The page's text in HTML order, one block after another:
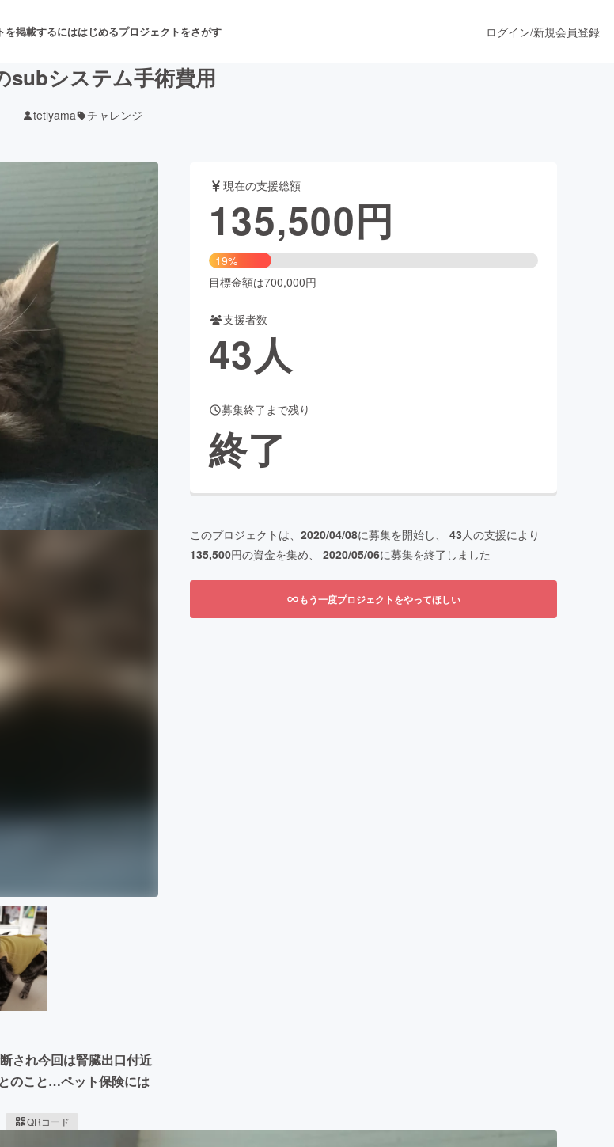
を掲載するにははじめるプロジェクトをさがす
舞台・パフォーマンス
フード・飲食店 ファッション
アニメ・漫画
ビューティー・ヘルスケア
for Social Good
CAMPFIRE Creation
ふるさと納税
コミュニティ
ログイン/新規会員登録
subシステム手術費用
tetiyama チャレンジ
され今回は腎臓出口付近
のこと…ペット保険には
QRコード
現在の支援総額
135,500円
19%
目標金額は700,000円
支援者数
43人
募集終了まで残り
終了
このプロジェクトは、 2020/04/08に募集を開始し、 43人の支援により
135,500円の資金を集め、 2020/05/06に募集を終了しました
もう一度プロジェクトをやってほしい